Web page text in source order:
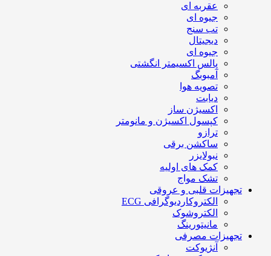
عقربه ای
جیوه ای
تب سنج
دیجیتال
جیوه ای
پالس اکسیمتر انگشتی
آمبوبگ
تصویه هوا
دیابت
اکسیژن ساز
کپسول اکسیژن و مانومتر
ترازو
ساکشن برقی
نبولایزر
کمک های اولیه
تشک مواج
تجهیزات قلبی و عروقی
الکتروکاردیوگرافی ECG
الکتروشوک
مانیتورینگ
تجهیزات مصرفی
آنژیوکت